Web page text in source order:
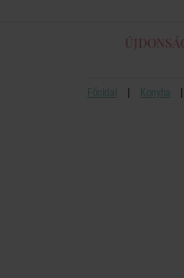
Főoldal Konyha